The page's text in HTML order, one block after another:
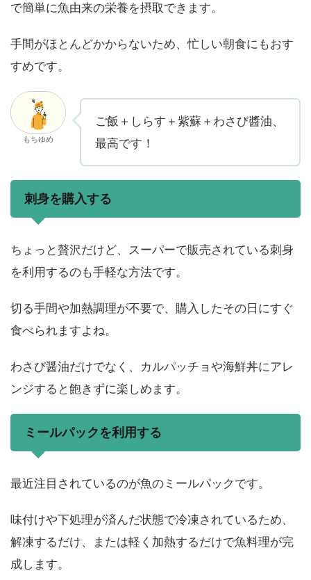
で簡単に魚由来の栄養を摂取できます。
手間がほとんどかからないため、忙しい朝食にもおす
すめです。
もちゆめ
ご飯＋しらす＋紫蘇＋わさび醬油、
最高です！
刺身を購入する
ちょっと贅沢だけど、スーパーで販売されている刺身
を利用するのも手軽な方法です。
切る手間や加熱調理が不要で、購入したその日にすぐ
食べられますよね。
わさび醤油だけでなく、カルパッチョや海鮮丼にアレ
ンジすると飽きずに楽しめます。
ミールパックを利用する
最近注目されているのが魚のミールパックです。
味付けや下処理が済んだ状態で冷凍されているため、
解凍するだけ、または軽く加熱するだけで魚料理が完
成します。